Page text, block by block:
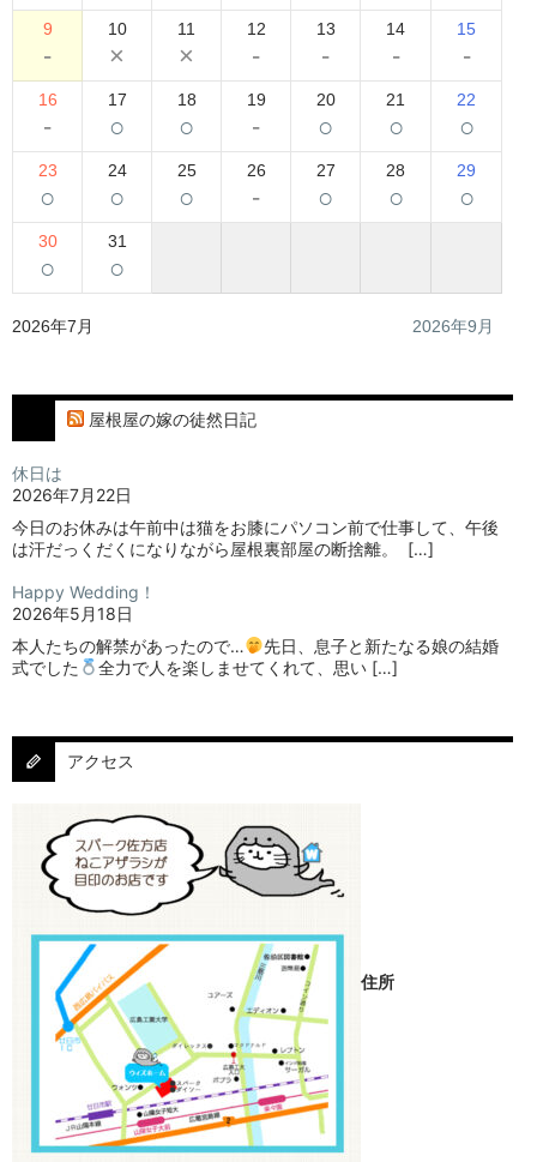
9
-
10
×
11
×
12
-
13
-
14
-
15
-
16
-
17
○
18
○
19
-
20
○
21
○
22
○
23
○
24
○
25
○
26
-
27
○
28
○
29
○
30
○
31
○
2026年7月 2026年9月
屋根屋の嫁の徒然日記
休日は
2026年7月22日
今日のお休みは午前中は猫をお膝にパソコン前で仕事して、午後
は汗だっくだくになりながら屋根裏部屋の断捨離。⁡ ⁡ […]
Happy Wedding！
2026年5月18日
本人たちの解禁があったので…
⁡⁡先日、息子と新たなる娘の結婚
式でした
⁡⁡⁡全力で人を楽しませてくれて、思い […]
アクセス
住所